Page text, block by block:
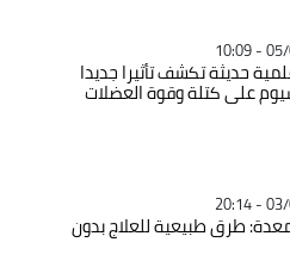
حديثة تكشف تأثيرا جديدا
على كتلة وقوة العضلات
طرق طبيعية للعلاج بدون